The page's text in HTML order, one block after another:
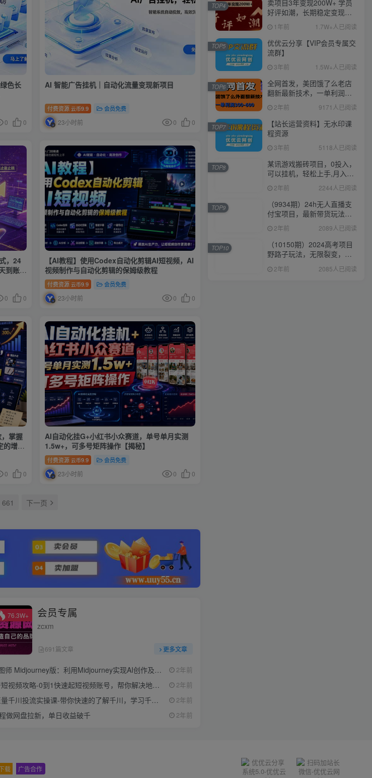
色长
0 0
AI 智能广告挂机｜自动化流量变现新项目
付费资源 云币9.9 会员免费
23小时前 0 0
，24
到账，
】
0 0
【AI教程】使用Codex自动化剪辑AI短视频，AI
视频制作与自动化剪辑的保姆级教程
付费资源 云币9.9 会员免费
23小时前 0 0
掌握
的增收
0 0
AI自动化挂G+小红书小众赛道，单号单月实测
1.5w+，可多号矩阵操作【揭秘】
付费资源 云币9.9 会员免费
23小时前 0 0
661 下一页
76.3W+ 会员专属
zcxm
691篇文章 更多文章
Midjourney版：利用Midjourney实现AI创作及变现（10节课） 2年前
频攻略-0到1快速起短视频账号，帮你解决地产小白对的全方面认知 2年前
投流实操课-带你快速的了解千川，学习千川计划的搭建技巧和运用技巧 2年前
做网盘拉新，单日收益破千 2年前
卖项目3年变现200W+ 学员
好评如潮，长期稳定变现，
可以一直干到老！
1年前 1.7W+人已阅读
TOP4
优优云分享【VIP会员专属交
流群】
3年前 1.5W+人已阅读
TOP5
全网首发，美团饿了么老店
翻新最新技术，一单利润
300-600
2年前 9171人已阅读
TOP6
【站长运营资料】无水印课
程资源
3年前 5118人已阅读
TOP7
某讯游戏搬砖项目，0投入，
可以挂机，轻松上手,月入
3000+上不封顶
2年前 2244人已阅读
TOP8
（9934期）24h无人直播支
付宝项目，最新带货玩法，
纯躺赚实测日入500+
2年前 2089人已阅读
TOP9
（10150期）2024高考项目
野路子玩法，无限裂变，最
高一天1W＋！
2年前 2085人已阅读
TOP10
载 广告合作